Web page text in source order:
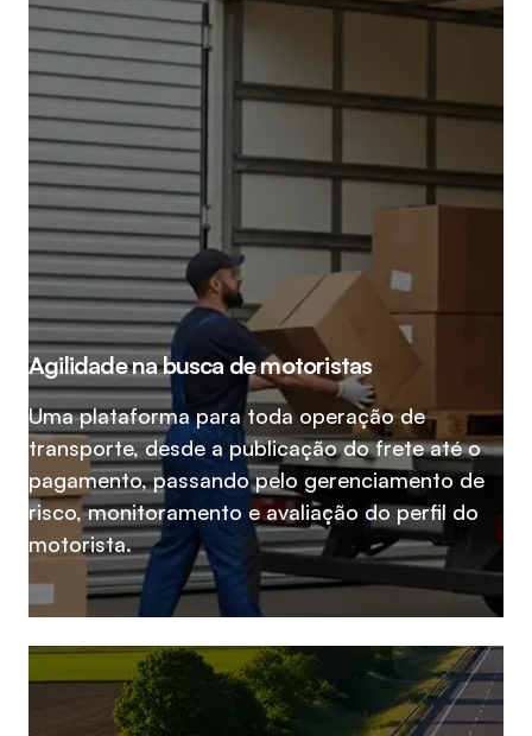
Agilidade na busca de motoristas
Uma plataforma para toda operação de
transporte, desde a publicação do frete até o
pagamento, passando pelo gerenciamento de
risco, monitoramento e avaliação do perfil do
motorista.